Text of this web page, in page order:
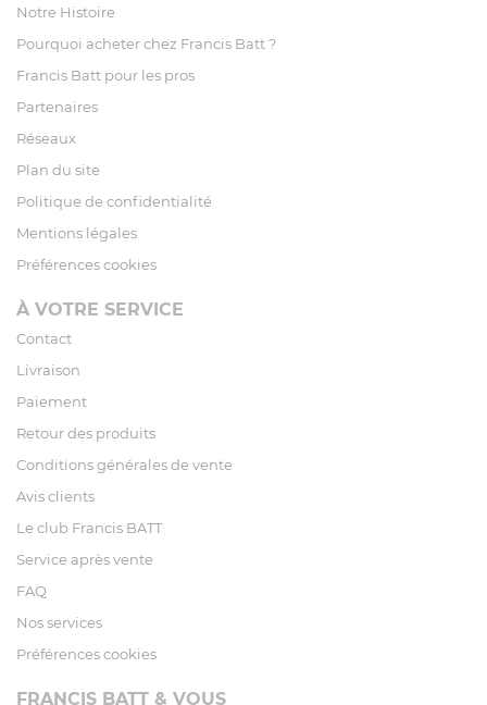
Notre Histoire
Pourquoi acheter chez Francis Batt ?
Francis Batt pour les pros
Partenaires
Réseaux
Plan du site
Politique de confidentialité
Mentions légales
Préférences cookies
À VOTRE SERVICE
Contact
Livraison
Paiement
Retour des produits
Conditions générales de vente
Avis clients
Le club Francis BATT
Service après vente
FAQ
Nos services
Préférences cookies
FRANCIS BATT & VOUS